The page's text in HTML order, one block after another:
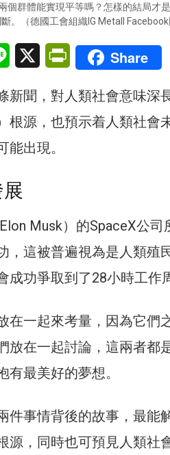
個群體能實現平等嗎？怎樣的結局才
。（德國工會組織IG Metall Facebook
Line X PrintFriendly
Share
新聞，對人類社會意味深
根源，也預示着人類社會
出現。
Musk）的SpaceX公司
這被普遍視為是人類殖
功爭取到了28小時工作
在一起來考量，因為它們
放在一起討論，這兩者都
最美好的夢想。
件事情背後的故事，最能
源，同時也可預見人類社